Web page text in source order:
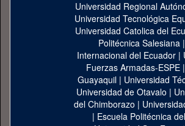
Universidad Regional
Universidad Tecnológica
Universidad Catolica del
Politécnica Salesiana |
Internacional del Ecuador |
Fuerzas Armadas-ESPE |
Guayaquil| Universidad
Universidad de Otavalo |
del Chimborazo |
| Escuela Politécnica